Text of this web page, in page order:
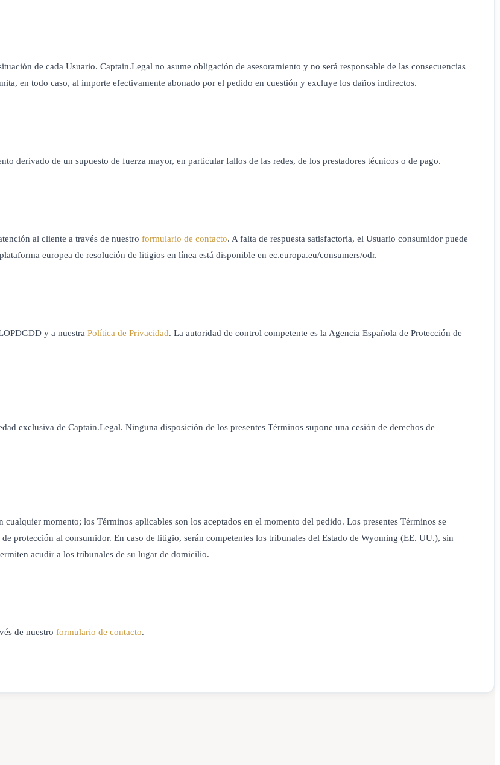
de cada Usuario. Captain.Legal no asume obligación de asesoramiento y no será responsable de las consecuencias
en todo caso, al importe efectivamente abonado por el pedido en cuestión y excluye los daños indirectos.
derivado de un supuesto de fuerza mayor, en particular fallos de las redes, de los prestadores técnicos o de pago.
al cliente a través de nuestro formulario de contacto. A falta de respuesta satisfactoria, el Usuario consumidor puede
europea de resolución de litigios en línea está disponible en ec.europa.eu/consumers/odr.
y a nuestra Política de Privacidad. La autoridad de control competente es la Agencia Española de Protección de
exclusiva de Captain.Legal. Ninguna disposición de los presentes Términos supone una cesión de derechos de
momento; los Términos aplicables son los aceptados en el momento del pedido. Los presentes Términos se
protección al consumidor. En caso de litigio, serán competentes los tribunales del Estado de Wyoming (EE. UU.), sin
acudir a los tribunales de su lugar de domicilio.
de nuestro formulario de contacto.